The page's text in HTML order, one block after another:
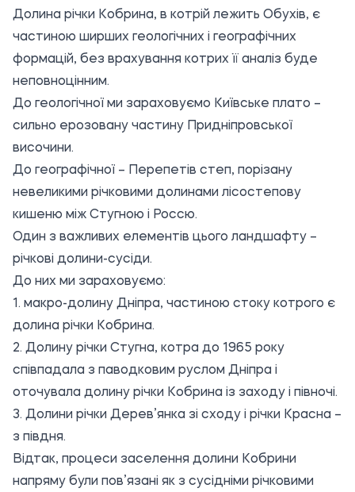
Долина річки Кобрина, в котрій лежить Обухів, є
частиною ширших геологічних і географічних
формацій, без врахування котрих її аналіз буде
неповноцінним.
До геологічної ми зараховуємо Київське плато –
сильно ерозовану частину Придніпровської
височини.
До географічної – Перепетів степ, порізану
невеликими річковими долинами лісостепову
кишеню між Стугною і Россю.
Один з важливих елементів цього ландшафту –
річкові долини-сусіди.
До них ми зараховуємо:
1. макро-долину Дніпра, частиною стоку котрого є
долина річки Кобрина.
2. Долину річки Стугна, котра до 1965 року
співпадала з паводковим руслом Дніпра і
оточувала долину річки Кобрина із заходу і півночі.
3. Долини річки Дерев’янка зі сходу і річки Красна –
з півдня.
Відтак, процеси заселення долини Кобрини
напряму були пов’язані як з сусідніми річковими